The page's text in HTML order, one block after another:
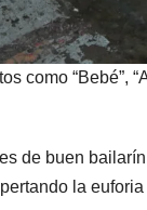
“Bebé”,
de buen
la